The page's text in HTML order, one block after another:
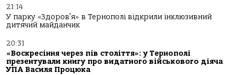
21:14
У парку «Здоров’я» в Тернополі відкрили інклюзивний
дитячий майданчик
20:31
«Воскресіння через пів століття»: у Тернополі
презентували книгу про видатного військового діяча
УПА Василя Процюка